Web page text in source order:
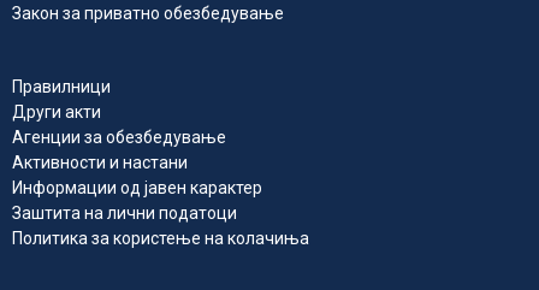
Закон за приватно обезбедување
Правилници
Други акти
Агенции за обезбедување
Активности и настани
Информации од јавен карактер
Заштита на лични податоци
Политика за користење на колачиња